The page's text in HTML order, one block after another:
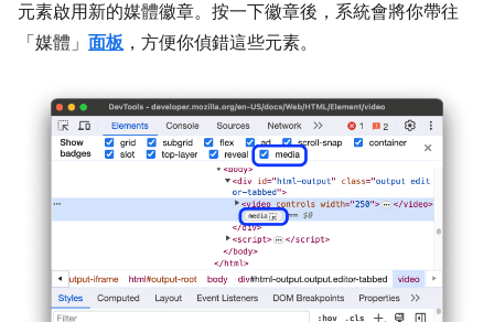
元素啟用新的媒體徽章。按一下徽章後，系統會將你帶往
「媒體」 面板，方便你偵錯這些元素。